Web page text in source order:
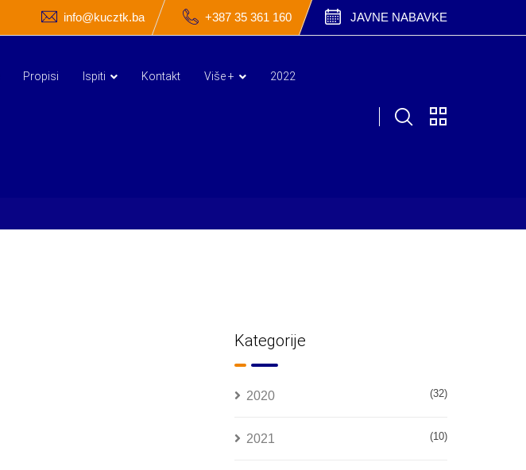
info@kucztk.ba +387 35 361 160 JAVNE NABAVKE
Propisi Ispiti Kontakt Više + 2022
Kategorije
2020 (32)
2021 (10)